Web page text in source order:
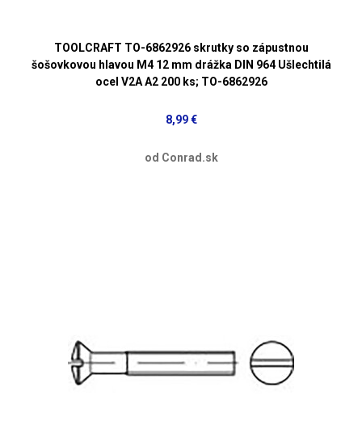
TOOLCRAFT TO-6862926 skrutky so zápustnou
šošovkovou hlavou M4 12 mm drážka DIN 964 Ušlechtilá
ocel V2A A2 200 ks; TO-6862926
8,99 €
od Conrad.sk